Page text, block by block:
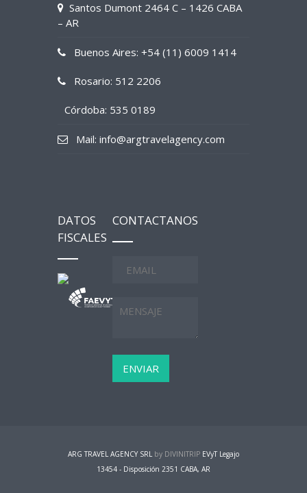
Santos Dumont 2464 C – 1426 CABA
– AR
Buenos Aires: +54 (11) 6009 1414
Rosario: 512 2206
Córdoba: 535 0189
Mail: info@argtravelagency.com
DATOS
FISCALES
CONTACTANOS
ARG TRAVEL AGENCY SRLby DIVINITRIP EVyT Legajo
13454 - Disposición 2351 CABA, AR